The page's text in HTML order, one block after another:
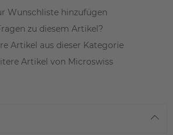
zu diesem Artikel?
Artikel aus dieser Kategorie
Artikel von Microswiss